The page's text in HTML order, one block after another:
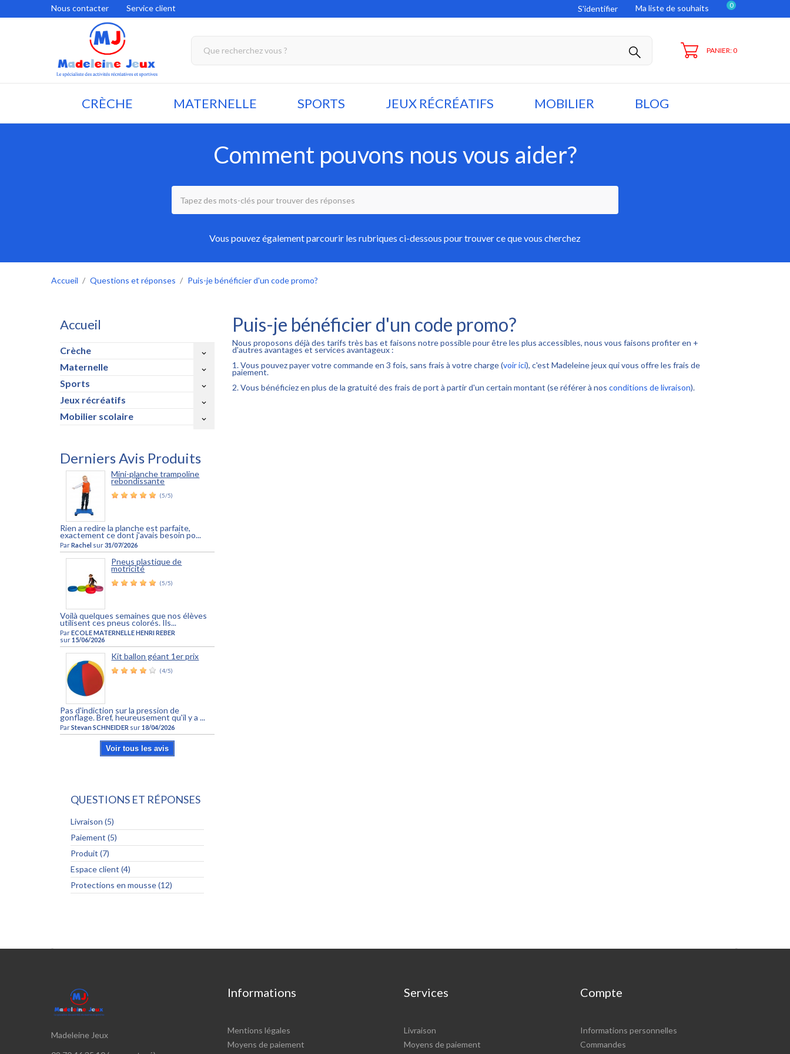
Nous contacter Service client S'identifier Ma liste de souhaits 0
PANIER: 0
CRÈCHE MATERNELLE SPORTS JEUX RÉCRÉATIFS MOBILIER BLOG
Comment pouvons nous vous aider?
Vous pouvez également parcourir les rubriques ci-dessous pour trouver ce que vous cherchez
Accueil Questions et réponses Puis-je bénéficier d'un code promo?
Accueil
Crèche keyboard_arrow_down
Maternelle keyboard_arrow_down
Sports keyboard_arrow_down
Jeux récréatifs keyboard_arrow_down
Mobilier scolaire keyboard_arrow_down
Derniers Avis Produits
Mini-planche trampoline
rebondissante
(5/5)
Rien a redire la planche est parfaite,
exactement ce dont j'avais besoin po...
ParRachel sur31/07/2026
Pneus plastique de
motricité
(5/5)
Voilà quelques semaines que nos élèves
utilisent ces pneus colorés. Ils...
ParECOLE MATERNELLE HENRI REBER
sur15/06/2026
Kit ballon géant 1er prix
(4/5)
Pas d'indiction sur la pression de
gonflage. Bref, heureusement qu'il y a ...
ParStevan SCHNEIDER sur18/04/2026
Voir tous les avis
QUESTIONS ET RÉPONSES
Livraison (5)
Paiement (5)
Produit (7)
Espace client (4)
Protections en mousse (12)
Puis-je bénéficier d'un code promo?
Nous proposons déjà des tarifs très bas et faisons notre possible pour être les plus accessibles, nous vous faisons profiter en +
d'autres avantages et services avantageux :
1. Vous pouvez payer votre commande en 3 fois, sans frais à votre charge (voir ici), c'est Madeleine jeux qui vous offre les frais de
paiement.
2. Vous bénéficiez en plus de la gratuité des frais de port à partir d'un certain montant (se référer à nos conditions de livraison).
 
Madeleine Jeux
Informations
Mentions légales
Moyens de paiement
Services
Livraison
Moyens de paiement
Compte
Informations personnelles
Commandes